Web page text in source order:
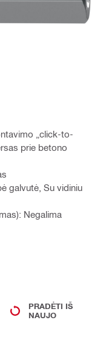
„click-to-
prie betono
galvutė, Su vidiniu
Negalima
PRADĖTI IŠ
NAUJO